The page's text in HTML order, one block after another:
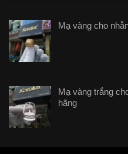
Mạ vàng cho
Mạ vàng trắng
hãng